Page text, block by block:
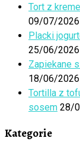
Tort z
09/07/2026
Placki
25/06/2026
Zapiekane
18/06/2026
Tortilla z
sosem 28/
Kategorie